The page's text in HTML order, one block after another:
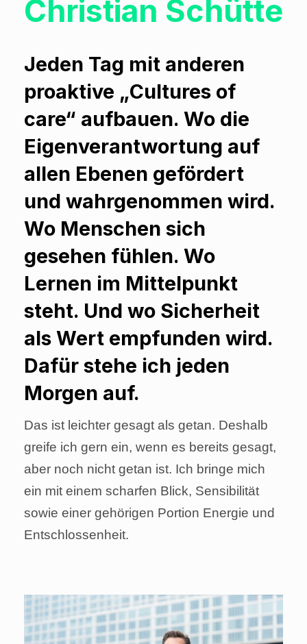
Christian Schütte
Jeden Tag mit anderen
proaktive „Cultures of
care“ aufbauen. Wo die
Eigenverantwortung auf
allen Ebenen gefördert
und wahrgenommen wird.
Wo Menschen sich
gesehen fühlen. Wo
Lernen im Mittelpunkt
steht. Und wo Sicherheit
als Wert empfunden wird.
Dafür stehe ich jeden
Morgen auf.
Das ist leichter gesagt als getan. Deshalb
greife ich gern ein, wenn es bereits gesagt,
aber noch nicht getan ist. Ich bringe mich
ein mit einem scharfen Blick, Sensibilität
sowie einer gehörigen Portion Energie und
Entschlossenheit.